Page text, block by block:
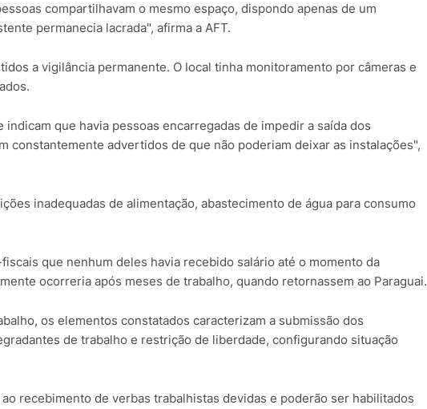
compartilhavam o mesmo espaço, dispondo apenas de um
permanecia lacrada", afirma a AFT.
a vigilância permanente. O local tinha monitoramento por câmeras e
que havia pessoas encarregadas de impedir a saída dos
constantemente advertidos de que não poderiam deixar as instalações",
inadequadas de alimentação, abastecimento de água para consumo
que nenhum deles havia recebido salário até o momento da
ocorreria após meses de trabalho, quando retornassem ao Paraguai.
os elementos constatados caracterizam a submissão dos
de trabalho e restrição de liberdade, configurando situação
recebimento de verbas trabalhistas devidas e poderão ser habilitados